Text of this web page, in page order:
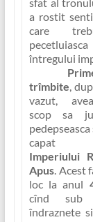
sfat al
a rostit
care
întregului
trîmbite,
vazut,
scop sa
capat
Imperiului
Apus. Acest
loc la anul
cînd sub
îndraznete